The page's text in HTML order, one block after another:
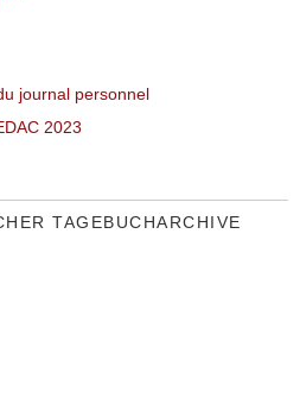
journal personnel
2023
TAGEBUCHARCHIVE